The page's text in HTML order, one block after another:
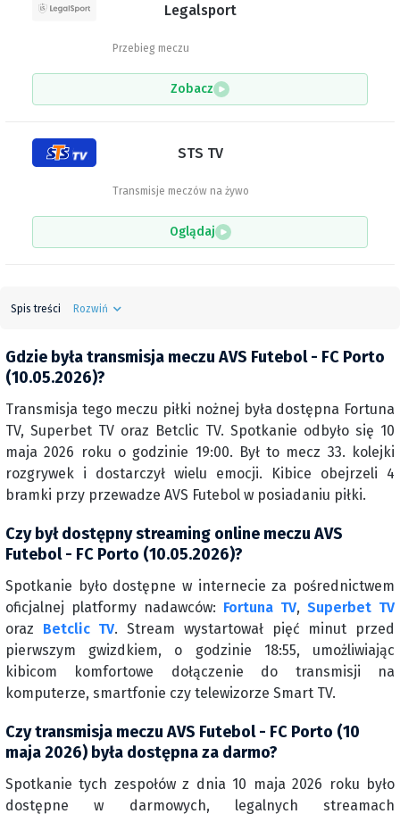
Legalsport
Przebieg meczu
Zobacz
STS TV
Transmisje meczów na żywo
Oglądaj
Spis treści Rozwiń
Gdzie była transmisja meczu AVS Futebol - FC Porto
(10.05.2026)?
Transmisja tego meczu piłki nożnej była dostępna Fortuna
TV, Superbet TV oraz Betclic TV. Spotkanie odbyło się 10
maja 2026 roku o godzinie 19:00. Był to mecz 33. kolejki
rozgrywek i dostarczył wielu emocji. Kibice obejrzeli 4
bramki przy przewadze AVS Futebol w posiadaniu piłki.
Czy był dostępny streaming online meczu AVS
Futebol - FC Porto (10.05.2026)?
Spotkanie było dostępne w internecie za pośrednictwem
oficjalnej platformy nadawców: Fortuna TV, Superbet TV
oraz Betclic TV. Stream wystartował pięć minut przed
pierwszym gwizdkiem, o godzinie 18:55, umożliwiając
kibicom komfortowe dołączenie do transmisji na
komputerze, smartfonie czy telewizorze Smart TV.
Czy transmisja meczu AVS Futebol - FC Porto (10
maja 2026) była dostępna za darmo?
Spotkanie tych zespołów z dnia 10 maja 2026 roku było
dostępne w darmowych, legalnych streamach